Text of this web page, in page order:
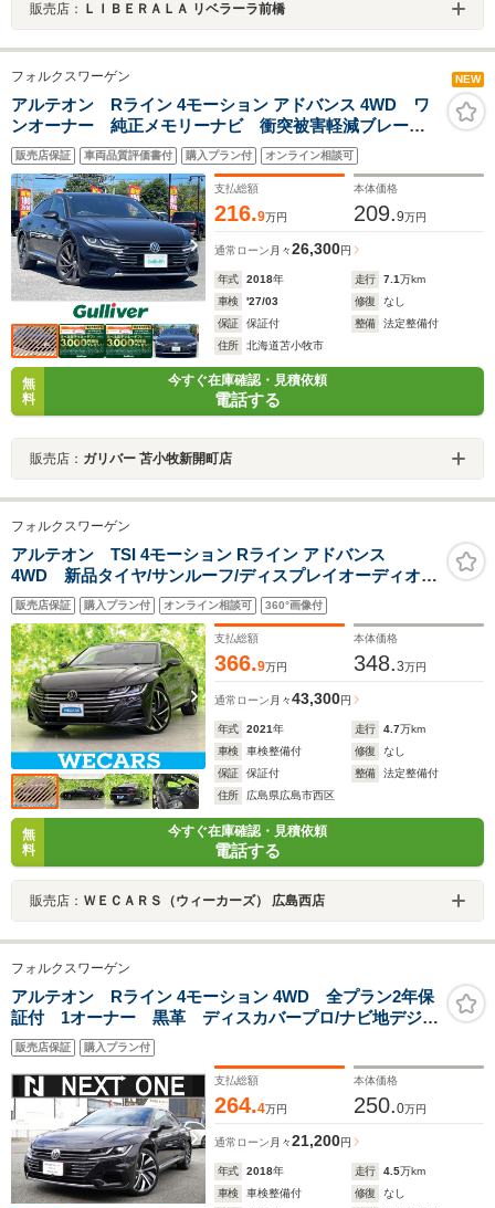
販売店： ＬＩＢＥＲＡＬＡ リベラーラ前橋
フォルクスワーゲン NEW
アルテオン Rライン 4モーション アドバンス 4WD ワ
ンオーナー 純正メモリーナビ 衝突被害軽減ブレー
キ 横滑り防止装置 レーダークルーズコントロール
レーンキープアシスト ブラインドスポットモニター
リヤクロストラフィックアラート バックカメラ
販売店保証 車両品質評価書付 購入プラン付 オンライン相談可
支払総額
216.9万円
本体価格
209.9万円
通常ローン 月々26,300円
年式 2018年 走行 7.1万km
車検
'27/03 修復
なし
保証
保証付 整備
法定整備付
住所
北海道苫小牧市
無
料
今すぐ在庫確認・見積依頼
電話する
販売店： ガリバー 苫小牧新開町店
フォルクスワーゲン
アルテオン TSI 4モーション Rライン アドバンス
4WD 新品タイヤ/サンルーフ/ディスプレイオーディオ
+ナビ/衝突安全装置/シートヒーター/全方位モニター/車線
逸脱防止支援システム/シート フルレザー/パーキングアシ
スト 自動操舵
販売店保証 購入プラン付 オンライン相談可 360°画像付
支払総額
366.9万円
本体価格
348.3万円
通常ローン 月々43,300円
年式 2021年 走行 4.7万km
車検
車検整備付 修復
なし
保証
保証付 整備
法定整備付
住所
広島県広島市西区
無
料
今すぐ在庫確認・見積依頼
電話する
販売店： ＷＥＣＡＲＳ（ウィーカーズ） 広島西店
フォルクスワーゲン
アルテオン Rライン 4モーション 4WD 全プラン2年保
証付 1オーナー 黒革 ディスカバープロ/ナビ地デジB
カメラ/カープレイ/ETC 衝突軽減 ブラインドスポット
モニター アンビエントライト パワーバックドア シ
ートヒーター LEDヘッドライト
販売店保証 購入プラン付
支払総額
264.4万円
本体価格
250.0万円
通常ローン 月々21,200円
年式 2018年 走行 4.5万km
車検
車検整備付 修復
なし